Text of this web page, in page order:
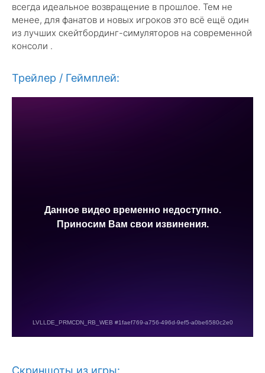
всегда идеальное возвращение в прошлое. Тем не
менее, для фанатов и новых игроков это всё ещё один
из лучших скейтбординг-симуляторов на современной
консоли .
Трейлер / Геймплей:
Скриншоты из игры: